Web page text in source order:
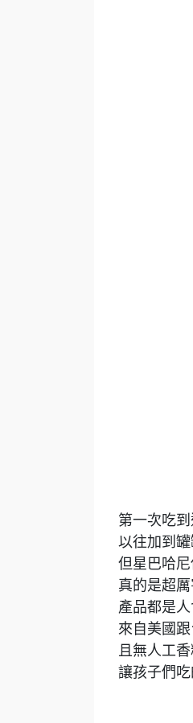
第一次吃
以往加到
但星巴哈
真的是超厲
產品都是
來自美國
且無人工
讓孩子們